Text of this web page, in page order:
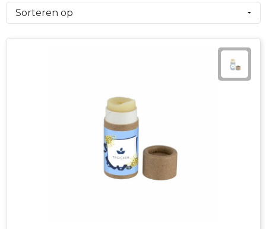
Huis, Tuin & Keuken